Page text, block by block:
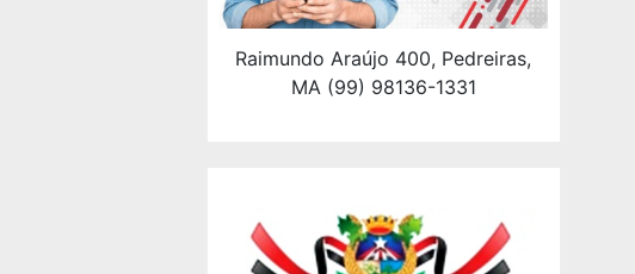
Raimundo Araújo 400, Pedreiras,
MA (99) 98136-1331